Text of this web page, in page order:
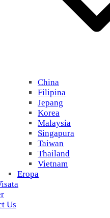
China
Filipina
Jepang
Korea
Malaysia
Singapura
Taiwan
Thailand
Vietnam
Eropa
Us